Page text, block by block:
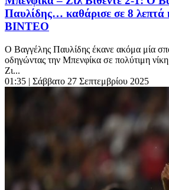
Παυλίδης… καθάρισε σε 8 λεπτά
ΒΙΝΤΕΟ
Ο Βαγγέλης Παυλίδης έκανε ακόμα μία
οδηγώντας την Μπενφίκα σε πολύτιμη
Ζι...
01:35 | Σάββατο 27 Σεπτεμβρίου 2025